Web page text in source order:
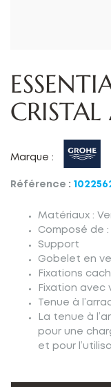
CRISTAL
Marque :
Référence :
Matériaux :
Composé de :
Support
Gobelet en
Fixations
Fixation avec
Tenue à
La tenue à
pour une
et pour